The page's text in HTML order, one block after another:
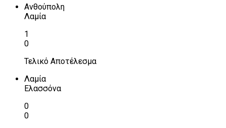
Ανθούπολη
Λαμία
1
0
Τελικό Αποτέλεσμα
Λαμία
Ελασσόνα
0
0